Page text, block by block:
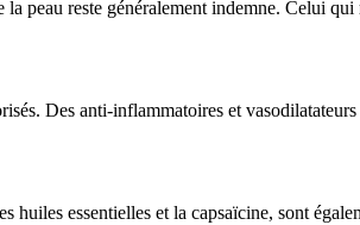
la peau reste généralement indemne. Celui qui
Des anti-inflammatoires et
huiles essentielles et la capsaïcine, sont